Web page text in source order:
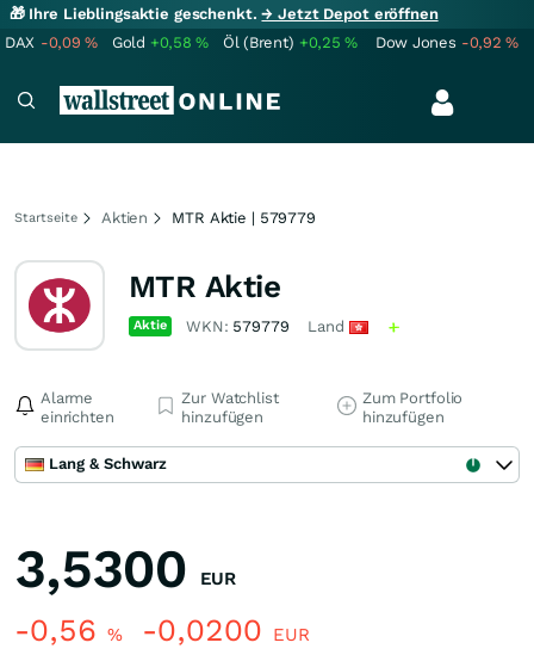
🎁 Ihre Lieblingsaktie geschenkt.→ Jetzt Depot eröffnen
DAX -0,09% Gold +0,58% Öl (Brent) +0,25% Dow Jones -0,92%
Startseite Aktien MTR Aktie | 579779
MTR Aktie
Aktie WKN: 579779 Land
Alarme
einrichten
Zur Watchlist
hinzufügen
Zum Portfolio
hinzufügen
Lang & Schwarz
3,5300 EUR
-0,56 % -0,0200 EUR